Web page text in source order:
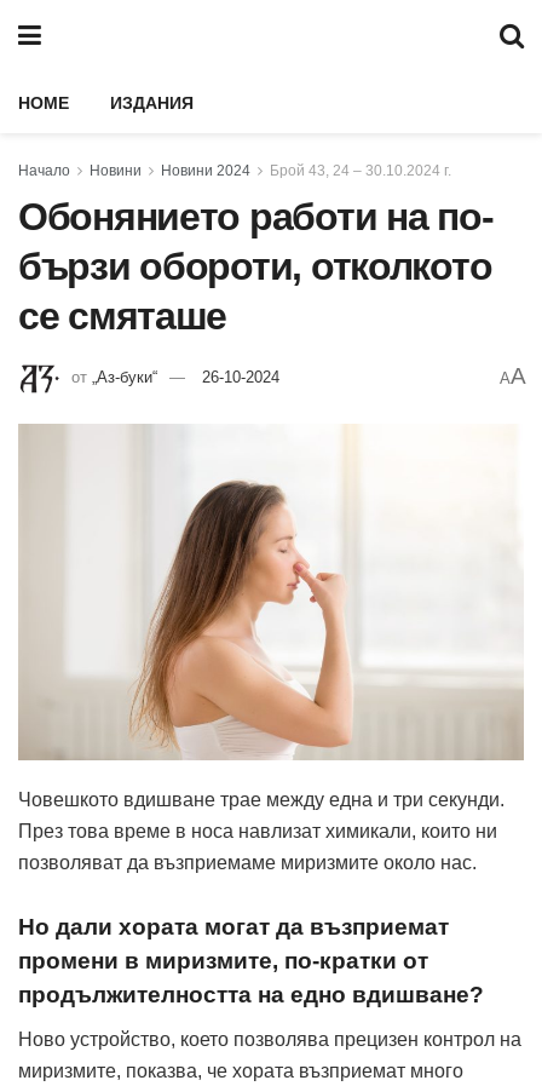
HOME ИЗДАНИЯ
Начало Новини Новини 2024 Брой 43, 24 – 30.10.2024 г.
Обонянието работи на по-
бързи обороти, отколкото
се смяташе
от „Аз-буки“ 26-10-2024 AA
Човешкото вдишване трае между една и три секунди.
През това време в носа навлизат химикали, които ни
позволяват да възприемаме миризмите около нас.
Но дали хората могат да възприемат
промени в миризмите, по-кратки от
продължителността на едно вдишване?
Ново устройство, което позволява прецизен контрол на
миризмите, показва, че хората възприемат много